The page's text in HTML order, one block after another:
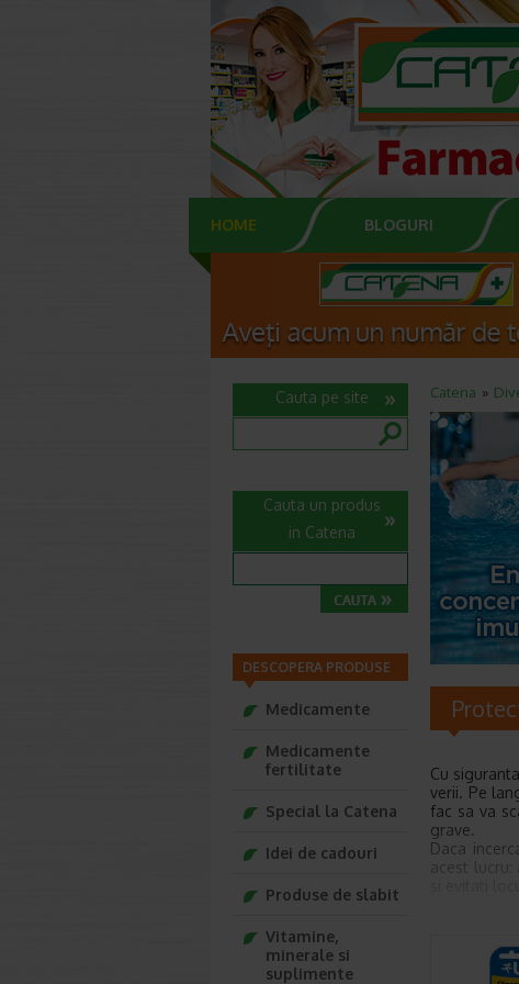
HOME BLOGURI
Catena
Cu
verii. Pe
fac sa va
grave.
Daca
acest
si evitati
Daca este
modalitate
femeile
Cauta pe site
Cauta un produs
in Catena
DESCOPERA PRODUSE
Medicamente
Medicamente
fertilitate
Special la Catena
Idei de cadouri
Produse de slabit
Vitamine,
minerale si
suplimente